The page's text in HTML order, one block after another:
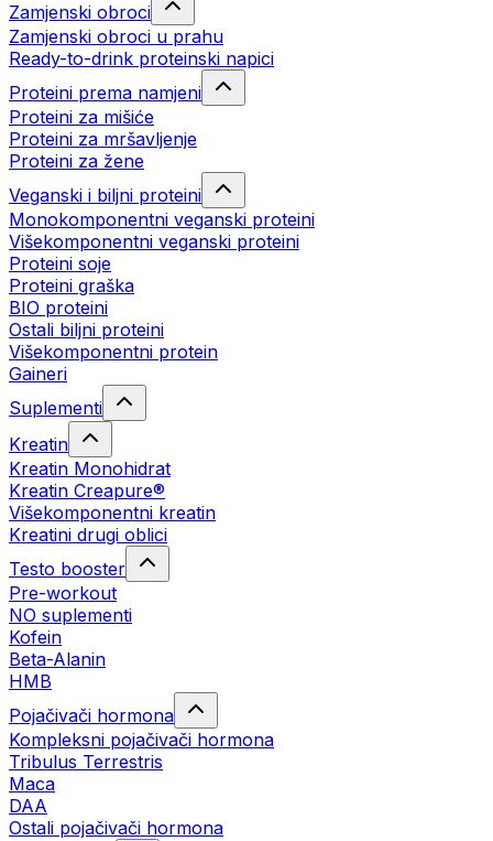
Zamjenski obroci
Zamjenski obroci u prahu
Ready-to-drink proteinski napici
Proteini prema namjeni
Proteini za mišiće
Proteini za mršavljenje
Proteini za žene
Veganski i biljni proteini
Monokomponentni veganski proteini
Višekomponentni veganski proteini
Proteini soje
Proteini graška
BIO proteini
Ostali biljni proteini
Višekomponentni protein
Gaineri
Suplementi
Kreatin
Kreatin Monohidrat
Kreatin Creapure®
Višekomponentni kreatin
Kreatini drugi oblici
Testo booster
Pre-workout
NO suplementi
Kofein
Beta-Alanin
HMB
Pojačivači hormona
Kompleksni pojačivači hormona
Tribulus Terrestris
Maca
DAA
Ostali pojačivači hormona